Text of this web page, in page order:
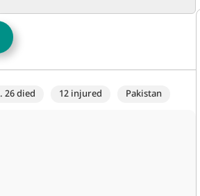
26 died 12 injured Pakistan